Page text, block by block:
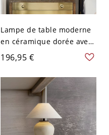
Lampe de table moderne
en céramique dorée avec
abat-jour plissé beige et
lumière LED - 110 V-120 V
Bouton
196,95 €